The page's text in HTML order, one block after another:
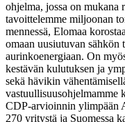
ohjelma, jossa on mukana
tavoittelemme miljoonan
mennessä, Elomaa korostaa
omaan uusiutuvan sähkön
aurinkoenergiaan. On
kestävän kulutuksen ja
sekä hävikin
vastuullisuusohjelmamme
CDP-arvioinnin ylimpään
270 yritystä ja Suomessa